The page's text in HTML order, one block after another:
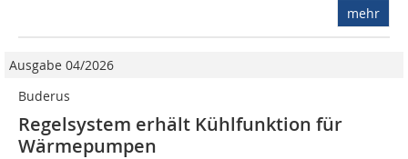
mehr
Ausgabe 04/2026
Buderus
Regelsystem erhält Kühlfunktion für
Wärmepumpen